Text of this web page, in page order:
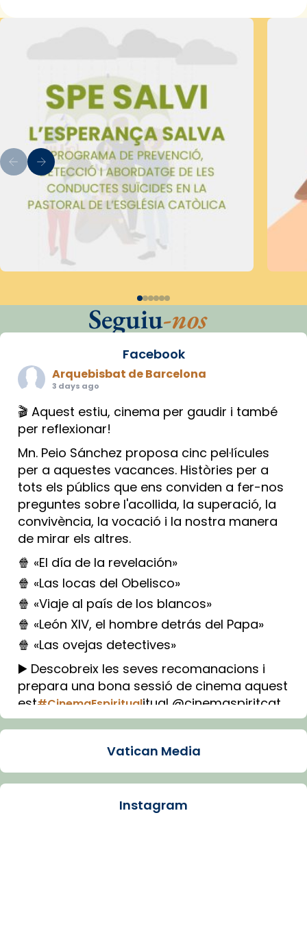
Seguiu-nos
Facebook
Arquebisbat de Barcelona
3 days ago
🎬 Aquest estiu, cinema per gaudir i també
per reflexionar!
Mn. Peio Sánchez proposa cinc pel·lícules
per a aquestes vacances. Històries per a
tots els públics que ens conviden a fer-nos
preguntes sobre l'acollida, la superació, la
convivència, la vocació i la nostra manera
de mirar els altres.
🍿 «El día de la revelación»
🍿 «Las locas del Obelisco»
🍿 «Viaje al país de los blancos»
🍿 «León XIV, el hombre detrás del Papa»
🍿 «Las ovejas detectives»
▶️ Descobreix les seves recomanacions i
prepara una bona sessió de cinema aquest
est#CinemaEspiritualitual @cinemaspiritcat
Imatge: Generada amb IA (OpenAI)
View on Facebook · Share
Arquebisbat de Barcelona
Vatican Media
Instagram